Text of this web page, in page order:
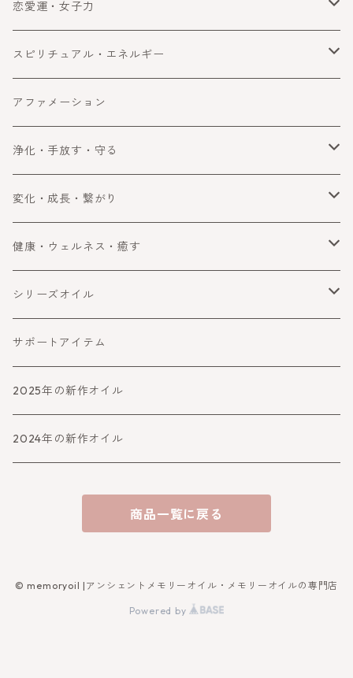
金運
ビジネス
ラッキー・望みを叶える
成功
恋愛運・女子力
恋愛運
女子力アップ
スピリチュアル・エネルギー
スピリチュアル
エネルギー
アファメーション
浄化・手放す・守る
浄化
手放す
守る・ブロック
障害をよける・乗り越える
変化・成長・繋がり
自分を変える・変化
コミュニケーション
健康・ウェルネス・癒す
健康・ウェルネス
癒す
シリーズオイル
喜びと幸運
バランスとパワーアップ
人生より高めるシリーズ
守り・救うシリーズ
女神シリーズ
サポートアイテム
2025年の新作オイル
2024年の新作オイル
商品一覧に戻る
© memoryoil |アンシェントメモリーオイル・メモリーオイルの専門店
Powered by